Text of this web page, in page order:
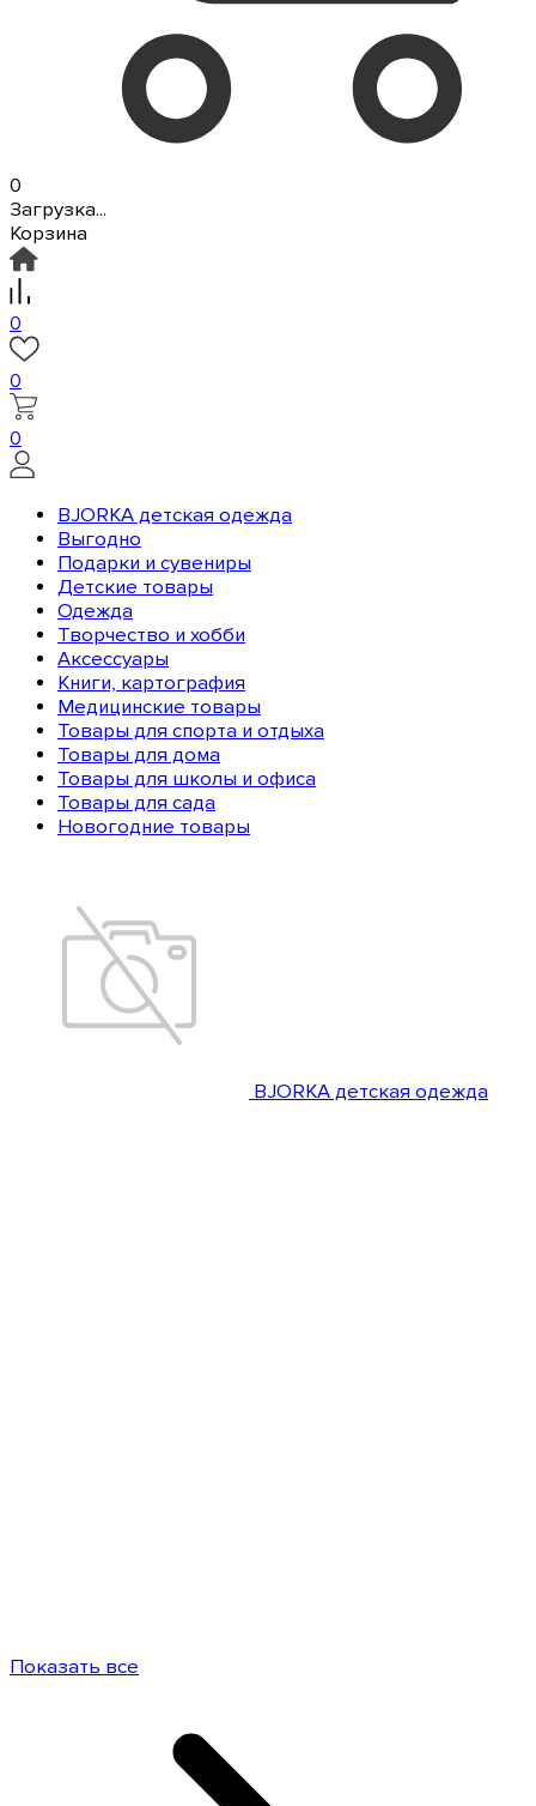
0
Загрузка...
Корзина
0
0
0
BJORKA детская одежда
Выгодно
Подарки и сувениры
Детские товары
Одежда
Творчество и хобби
Аксессуары
Книги, картография
Медицинские товары
Товары для спорта и отдыха
Товары для дома
Товары для школы и офиса
Товары для сада
Новогодние товары
BJORKA детская одежда
Показать все